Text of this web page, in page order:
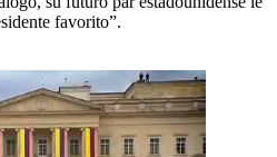
favorito”.